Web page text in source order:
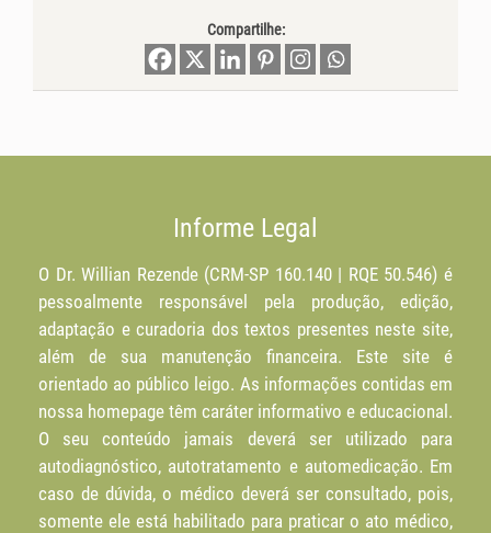
Compartilhe:
Informe Legal
O Dr. Willian Rezende (CRM-SP 160.140 | RQE 50.546) é
pessoalmente responsável pela produção, edição,
adaptação e curadoria dos textos presentes neste site,
além de sua manutenção financeira. Este site é
orientado ao público leigo. As informações contidas em
nossa homepage têm caráter informativo e educacional.
O seu conteúdo jamais deverá ser utilizado para
autodiagnóstico, autotratamento e automedicação. Em
caso de dúvida, o médico deverá ser consultado, pois,
somente ele está habilitado para praticar o ato médico,